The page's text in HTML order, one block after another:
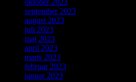
oktober 2023
september 2023
august 2023
juli 2023
maj 2023
april 2023
marts 2023
februar 2023
januar 2023